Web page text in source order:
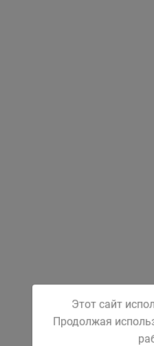
Этот сайт
Продолжая